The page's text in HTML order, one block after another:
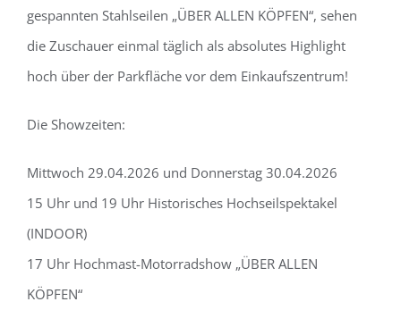
gespannten Stahlseilen „ÜBER ALLEN KÖPFEN“, sehen
die Zuschauer einmal täglich als absolutes Highlight
hoch über der Parkfläche vor dem Einkaufszentrum!
Die Showzeiten:
Mittwoch 29.04.2026 und Donnerstag 30.04.2026
15 Uhr und 19 Uhr Historisches Hochseilspektakel
(INDOOR)
17 Uhr Hochmast-Motorradshow „ÜBER ALLEN
KÖPFEN“